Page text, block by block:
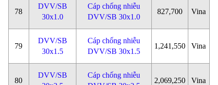
78
DVV/SB
30x1.0
Cáp chống nhiễu
DVV/SB 30x1.0
827,700 Vina
79
DVV/SB
30x1.5
Cáp chống nhiễu
DVV/SB 30x1.5
1,241,550 Vina
80
DVV/SB
Cáp chống nhiễu
2,069,250 Vina